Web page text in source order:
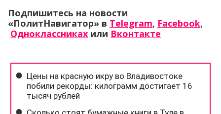
Подпишитесь на новости
«ПолитНавигатор» в Telegram, Facebook,
Одноклассниках или Вконтакте